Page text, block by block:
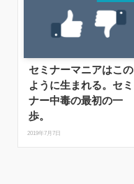
セミナーマニアはこの
ように生まれる。セミ
ナー中毒の最初の一
歩。
2019年7月7日